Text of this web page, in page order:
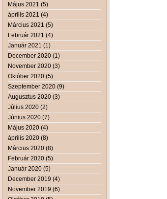
Május 2021 (5)
április 2021 (4)
Március 2021 (5)
Február 2021 (4)
Január 2021 (1)
December 2020 (1)
November 2020 (3)
Október 2020 (5)
Szeptember 2020 (9)
Augusztus 2020 (3)
Július 2020 (2)
Június 2020 (7)
Május 2020 (4)
április 2020 (8)
Március 2020 (8)
Február 2020 (5)
Január 2020 (5)
December 2019 (4)
November 2019 (6)